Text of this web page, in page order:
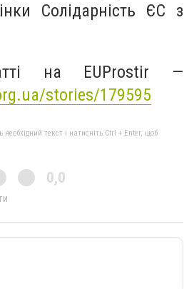
Солідарність ЄС з
на EUProstir —
stories/179595
текст і натисніть Ctrl + Enter, щоб
0,0